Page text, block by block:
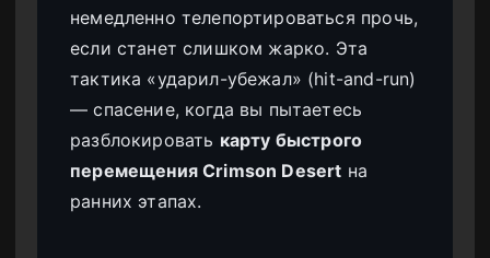
немедленно телепортироваться прочь,
если станет слишком жарко. Эта
тактика «ударил-убежал» (hit-and-run)
— спасение, когда вы пытаетесь
разблокировать карту быстрого
перемещения Crimson Desert на
ранних этапах.